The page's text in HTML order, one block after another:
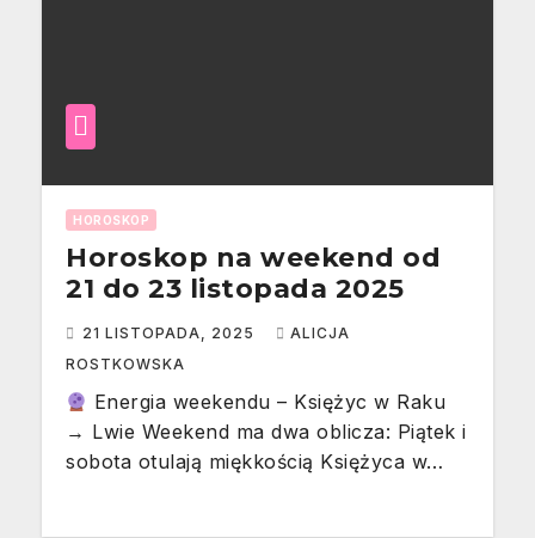
HOROSKOP
Horoskop na weekend od
21 do 23 listopada 2025
21 LISTOPADA, 2025
ALICJA
ROSTKOWSKA
Energia weekendu – Księżyc w Raku
→ Lwie Weekend ma dwa oblicza: Piątek i
sobota otulają miękkością Księżyca w…